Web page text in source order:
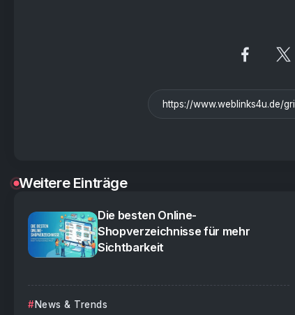
Weitere Einträge
Die besten Online-
Shopverzeichnisse für mehr
Sichtbarkeit
News & Trends